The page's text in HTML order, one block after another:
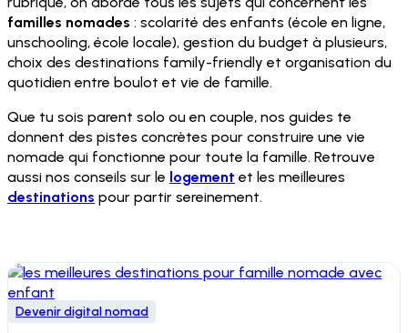
familles nomades : scolarité des enfants (école en ligne,
unschooling, école locale), gestion du budget à plusieurs,
choix des destinations family-friendly et organisation du
quotidien entre boulot et vie de famille.
Que tu sois parent solo ou en couple, nos guides te
donnent des pistes concrètes pour construire une vie
nomade qui fonctionne pour toute la famille. Retrouve
aussi nos conseils sur le logement et les meilleures
destinations pour partir sereinement.
Devenir digital nomad